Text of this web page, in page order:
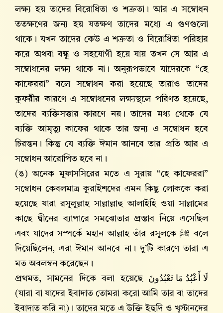
লক্ষ্য হয় তাদের বিরোধিতা ও শত্রুতা। আর এ সম্বোধন
ততক্ষণের জন্য হয় যতক্ষণ তাদের মধ্যে এ গুণগুলো
থাকে। যখন তাদের কেউ এ শত্রুতা ও বিরোধিতা পরিহার
করে অথবা বন্ধু ও সহযোগী হয়ে যায় তখন সে আর এ
সম্বোধনের লক্ষ্য থাকে না। অনুরূপভাবে যাদেরকে “হে
কাফেররা” বলে সম্বোধন করা হয়েছে তারাও তাদের
কুফরীর কারণে এ সম্বোধনের লক্ষ্যস্থলে পরিণত হয়েছে,
তাদের ব্যক্তিসত্তার কারণে নয়। তাদের মধ্য থেকে যে
ব্যক্তি আমৃত্যু কাফের থাকে তার জন্য এ সম্বোধন হবে
চিরন্তন। কিন্তু যে ব্যক্তি ঈমান আনবে তার প্রতি আর এ
সম্বোধন আরোপিত হবে না।
(ঙ) অনেক মুফাসসিরের মতে এ সূরায় “হে কাফেররা”
সম্বোধন কেবলমাত্র কুরাইশদের এমন কিছু লোককে করা
হয়েছে যারা রসূলুল্লাহ সাল্লাল্লাহু আলাইহি ওয়া সাল্লামের
কাছে দ্বীনের ব্যাপারে সমঝোতার প্রস্তাব নিয়ে এসেছিল
এবং যাদের সম্পর্কে মহান আল্লাহ‌ তাঁর রসূলকে ﷺ বলে
দিয়েছিলেন, এরা ঈমান আনবে না। দু’টি কারণে তারা এ
মত অবলম্বন করেছেন।
প্রথমত, সামনের দিকে বলা হয়েছে لَا أَعْبُدُ مَا تَعْبُدُونَ
(যারা বা যাদের ইবাদাত তোমরা করো আমি তার বা তাদের
ইবাদাত করি না)। তাদের মতে এ উক্তি ইহুদি ও খৃস্টানদের